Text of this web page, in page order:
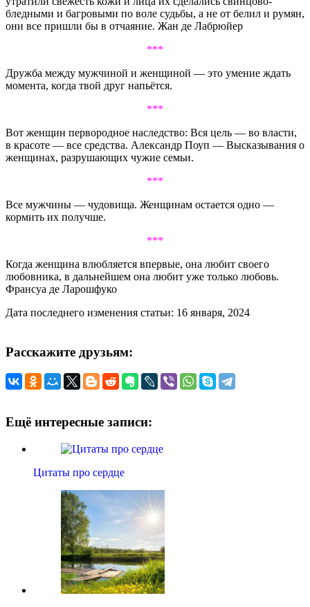
бледными и багровыми по воле судьбы, а не от белил и румян,
они все пришли бы в отчаяние. Жан де Лабрюйер
***
Дружба между мужчиной и женщиной — это умение ждать
момента, когда твой друг напьётся.
***
Вот женщин первородное наследство: Вся цель — во власти,
в красоте — все средства. Александр Поуп — Высказывания о
женщинах, разрушающих чужие семьи.
***
Все мужчины — чудовища. Женщинам остается одно —
кормить их получше.
***
Когда женщина влюбляется впервые, она любит своего
любовника, в дальнейшем она любит уже только любовь.
Франсуа де Ларошфуко
Дата последнего изменения статьи: 16 января, 2024
Расскажите друзьям:
Ещё интересные записи:
Цитаты про сердце